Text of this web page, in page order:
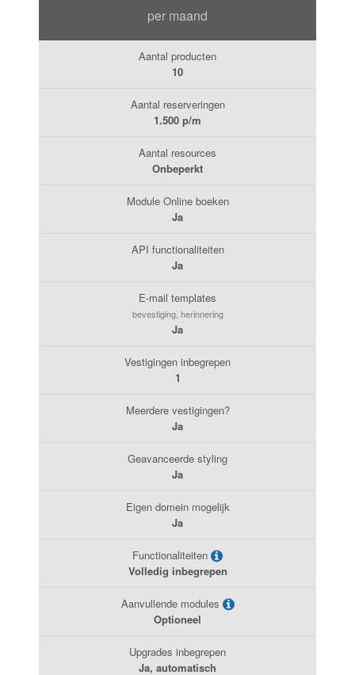
per maand
Aantal producten
10
Aantal reserveringen
1.500 p/m
Aantal resources
Onbeperkt
Module Online boeken
Ja
API functionaliteiten
Ja
E-mail templates
bevestiging, herinnering
Ja
Vestigingen inbegrepen
1
Meerdere vestigingen?
Ja
Geavanceerde styling
Ja
Eigen domein mogelijk
Ja
Functionaliteiten
Volledig inbegrepen
Aanvullende modules
Optioneel
Upgrades inbegrepen
Ja, automatisch